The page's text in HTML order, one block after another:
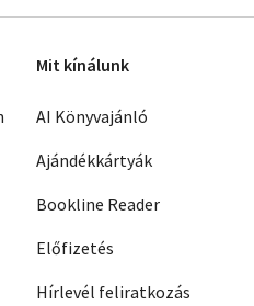
Mit kínálunk
AI Könyvajánló
Ajándékkártyák
Bookline Reader
Előfizetés
Hírlevél feliratkozás